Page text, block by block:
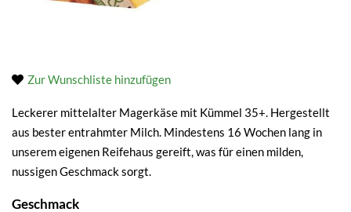
Zur Wunschliste hinzufügen
Leckerer mittelalter Magerkäse mit Kümmel 35+. Hergestellt
aus bester entrahmter Milch. Mindestens 16 Wochen lang in
unserem eigenen Reifehaus gereift, was für einen milden,
nussigen Geschmack sorgt.
Geschmack